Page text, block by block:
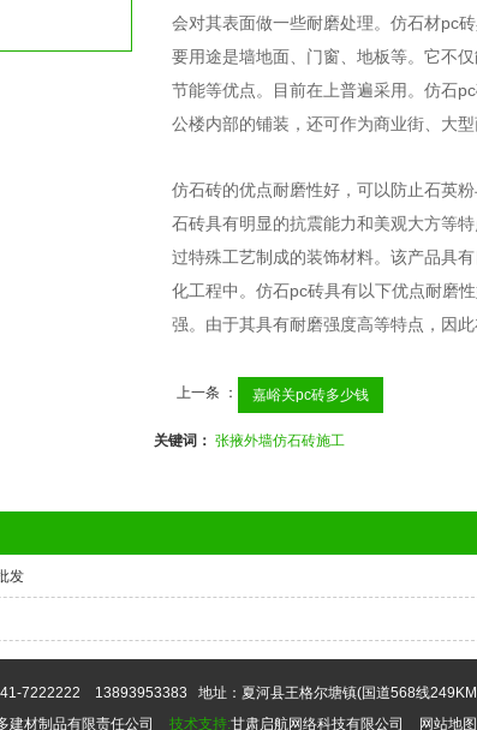
会对其表面做一些耐磨处理。仿石材pc
要用途是墙地面、门窗、地板等。它不
节能等优点。目前在上普遍采用。仿石
公楼内部的铺装，还可作为商业街、大
仿石砖的优点耐磨性好，可以防止石英
石砖具有明显的抗震能力和美观大方等
过特殊工艺制成的装饰材料。该产品具
化工程中。仿石pc砖具有以下优点耐磨
强。由于其具有耐磨强度高等特点，因
上一条 ： 嘉峪关pc砖多少钱
关键词： 张掖外墙仿石砖施工
发
7222222 13893953383 地址：夏河县王格尔塘镇(国道568线
建材制品有限责任公司 技术支持:甘肃启航网络科技有限公司 网站地图